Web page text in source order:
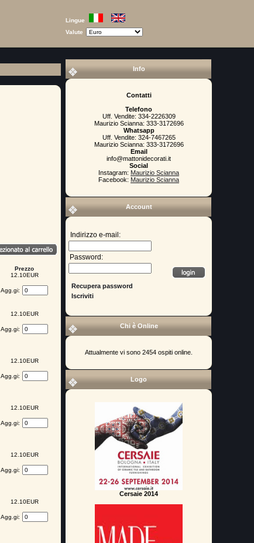
Lingue
Valute
Prezzo
12.10EUR
Agg.gi:
12.10EUR
Agg.gi:
12.10EUR
Agg.gi:
12.10EUR
Agg.gi:
12.10EUR
Agg.gi:
12.10EUR
Agg.gi:
Info
Contatti
Telefono
Uff. Vendite: 334-2226309
Maurizio Scianna: 333-3172696
Whatsapp
Uff. Vendite: 324-7467265
Maurizio Scianna: 333-3172696
Email
info@mattonidecorati.it
Social
Instagram: Maurizio Scianna
Facebook: Maurizio Scianna
Account
Indirizzo e-mail:
Password:
Recupera password
Iscriviti
Chi è Online
Attualmente vi sono 2454 ospiti online.
Logo
Cersaie 2014